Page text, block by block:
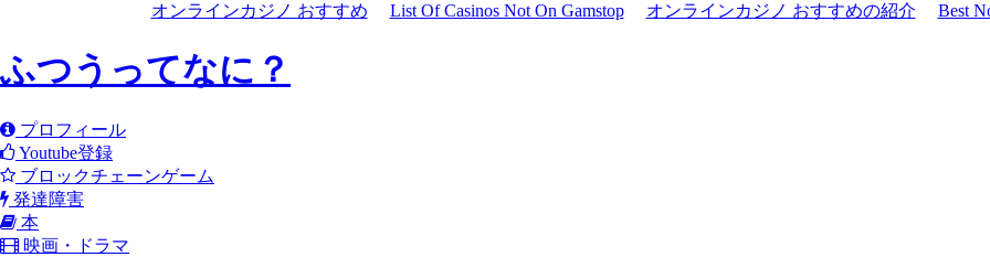
オンラインカジノ おすすめ List Of Casinos Not On Gamstop オンラインカジノ おすすめの紹介 Best
ふつうってなに？
プロフィール
Youtube登録
ブロックチェーンゲーム
発達障害
本
映画・ドラマ